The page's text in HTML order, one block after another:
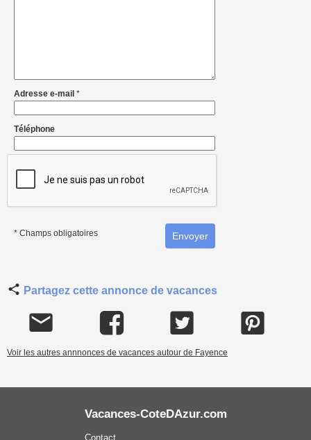
Adresse e-mail *
Téléphone
* Champs obligatoires
Partagez cette annonce de vacances
Voir les autres annnonces de vacances autour de Fayence
Vacances-CoteDAzur.com
Contact